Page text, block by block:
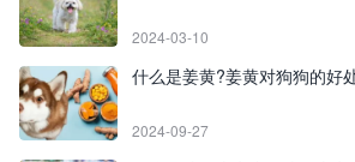
2024-03-10
什么是姜黄?姜黄对狗狗的好
2024-09-27